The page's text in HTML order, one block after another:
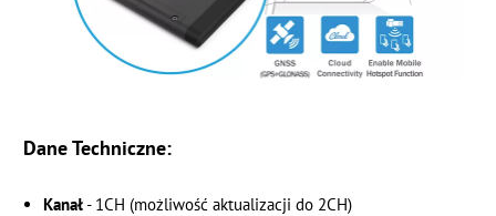
Dane Techniczne:
Kanał- 1CH (możliwość aktualizacji do 2CH)